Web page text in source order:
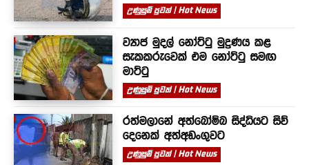
උණුසුම් පුවත් | Hot News
ව්‍යාජ මුදල් නෝට්ටු මුද්‍රණය කළ
සැකකරුවෙක් එම නෝට්ටු සමඟ
මාට්ටු
උණුසුම් පුවත් | Hot News
රත්මලානේ අත්බෝම්බ සිද්ධියට සිව්
දෙනෙක් අත්අඩංගුවට
උණුසුම් පුවත් | Hot News